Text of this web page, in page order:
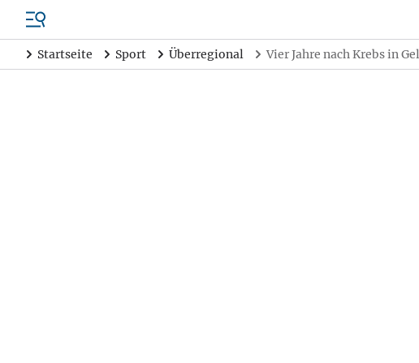
Startseite Sport Überregional Vier Jahre nach Krebs in